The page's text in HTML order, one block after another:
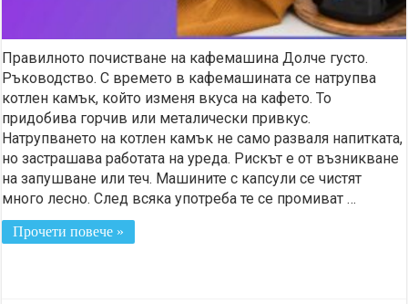
Правилното почистване на кафемашина Долче густо.
Ръководство. С времето в кафемашината се натрупва
котлен камък, който изменя вкуса на кафето. То
придобива горчив или металически привкус.
Натрупването на котлен камък не само разваля напитката,
но застрашава работата на уреда. Рискът е от възникване
на запушване или теч. Машините с капсули се чистят
много лесно. След всяка употреба те се промиват …
Прочети повече »